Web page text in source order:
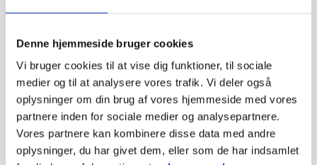
Denne hjemmeside bruger cookies
Vi bruger cookies til at vise dig funktioner, til sociale
medier og til at analysere vores trafik. Vi deler også
oplysninger om din brug af vores hjemmeside med vores
partnere inden for sociale medier og analysepartnere.
Vores partnere kan kombinere disse data med andre
oplysninger, du har givet dem, eller som de har indsamlet